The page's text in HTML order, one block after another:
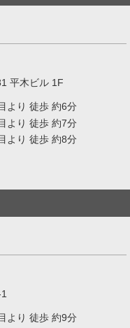
平木ビル 1F
より 徒歩 約6分
より 徒歩 約7分
より 徒歩 約8分
より 徒歩 約9分